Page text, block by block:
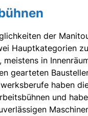
der
Hauptkategorien
meistens in
gearteten
haben
und